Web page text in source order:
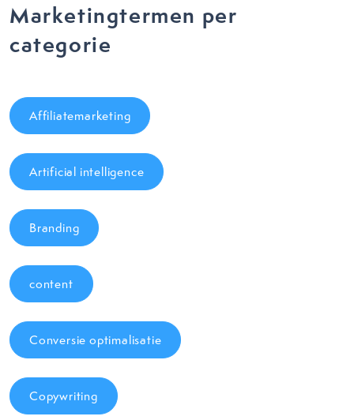
Marketingtermen per
categorie
Affiliatemarketing
Artificial intelligence
Branding
content
Conversie optimalisatie
Copywriting